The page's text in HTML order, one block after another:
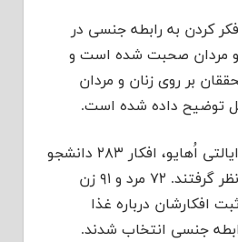
کردن به رابطه جنسی در
و مردان صحبت شده است و
بر روی زنان و مردان
توضیح داده شده است.
محققان در دانشگاه ایالتی اُهایو، افکار ۲۸۳ دانشجو
را به مدت ۷ روز زیر نظر گرفتند. ۷۲ مرد و ۹۱ زن
افکارشان درباره غذا
جنسی انتخاب شدند.